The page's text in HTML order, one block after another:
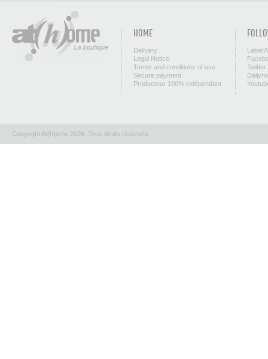
HOME
Delivery
Legal Notice
Terms and conditions of use
Secure payment
Producteur 100% indépendant
Label
Twitter
Copyright At(h)ome 2026. Tous droits réservés